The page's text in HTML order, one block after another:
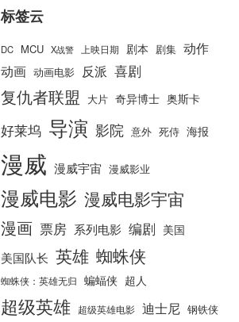
标签云
DC MCU X战警 上映日期 剧本 剧集 动作
动画 动画电影 反派 喜剧
复仇者联盟 大片 奇异博士 奥斯卡
好莱坞 导演 影院 意外 死侍 海报
漫威 漫威宇宙 漫威影业
漫威电影 漫威电影宇宙
漫画 票房 系列电影 编剧 美国
美国队长 英雄 蜘蛛侠
蜘蛛侠：英雄无归 蝙蝠侠 超人
超级英雄 超级英雄电影 迪士尼 钢铁侠